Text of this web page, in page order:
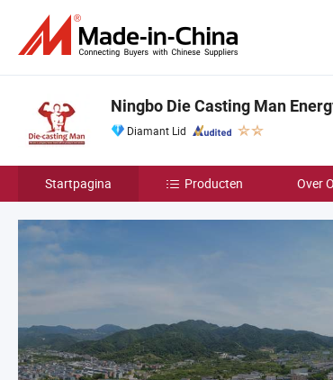
Ningbo Die Casting Man
Diamant Lid
Startpagina Producten Over